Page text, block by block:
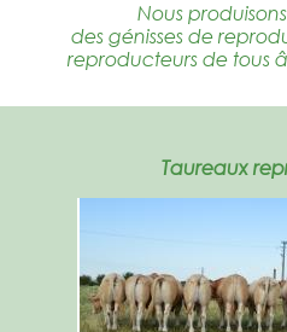
Nous
des génisses de
reproducteurs de tous
Taureaux